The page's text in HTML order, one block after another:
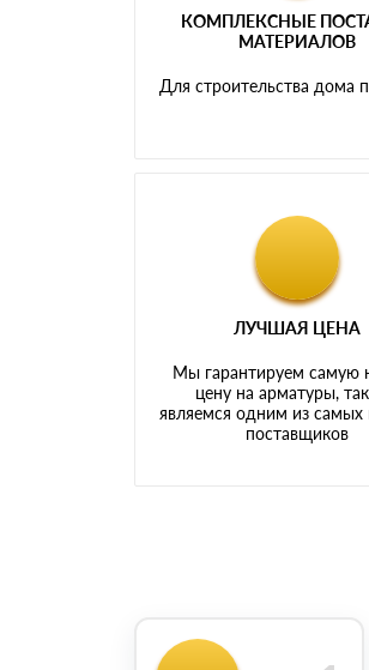
КОМПЛЕКСНЫЕ
МАТЕРИАЛОВ
Для строительства дома
ЛУЧШАЯ ЦЕНА
Мы гарантируем самую
цену на арматуры,
являемся одним из самых
поставщиков